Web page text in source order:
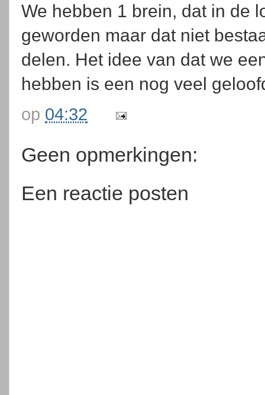
We hebben 1 brein, dat in de
geworden maar dat niet
delen. Het idee van dat we
hebben is een nog veel
op 04:32
Geen opmerkingen:
Een reactie posten